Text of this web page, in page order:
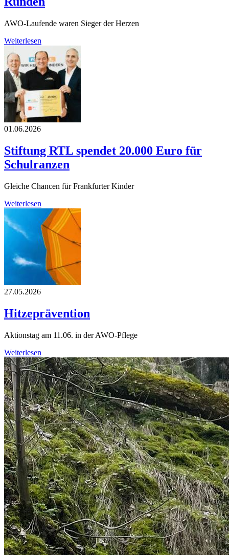
AWO-Laufende waren Sieger der Herzen
Weiterlesen
01.06.2026
Stiftung RTL spendet 20.000 Euro für
Schulranzen
Gleiche Chancen für Frankfurter Kinder
Weiterlesen
27.05.2026
Hitzeprävention
Aktionstag am 11.06. in der AWO-Pflege
Weiterlesen